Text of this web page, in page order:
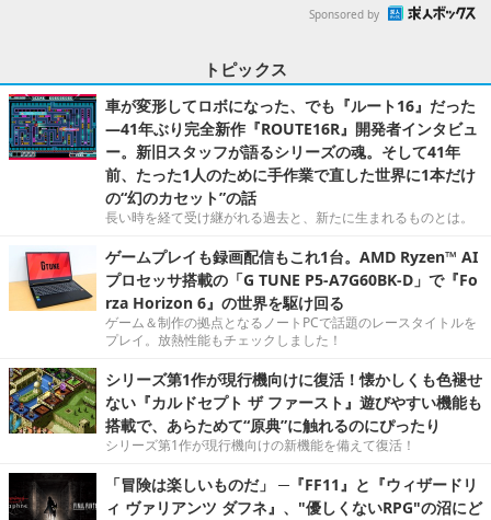
Sponsored by
トピックス
車が変形してロボになった、でも『ルート16』だった
―41年ぶり完全新作『ROUTE16R』開発者インタビュ
ー。新旧スタッフが語るシリーズの魂。そして41年
前、たった1人のために手作業で直した世界に1本だけ
の“幻のカセット”の話
長い時を経て受け継がれる過去と、新たに生まれるものとは。
ゲームプレイも録画配信もこれ1台。AMD Ryzen™ AI
プロセッサ搭載の「G TUNE P5-A7G60BK-D」で『Fo
rza Horizon 6』の世界を駆け回る
ゲーム＆制作の拠点となるノートPCで話題のレースタイトルを
プレイ。放熱性能もチェックしました！
シリーズ第1作が現行機向けに復活！懐かしくも色褪せ
ない『カルドセプト ザ ファースト』遊びやすい機能も
搭載で、あらためて“原典”に触れるのにぴったり
シリーズ第1作が現行機向けの新機能を備えて復活！
「冒険は楽しいものだ」 ─『FF11』と『ウィザードリ
ィ ヴァリアンツ ダフネ』、"優しくないRPG"の沼にど